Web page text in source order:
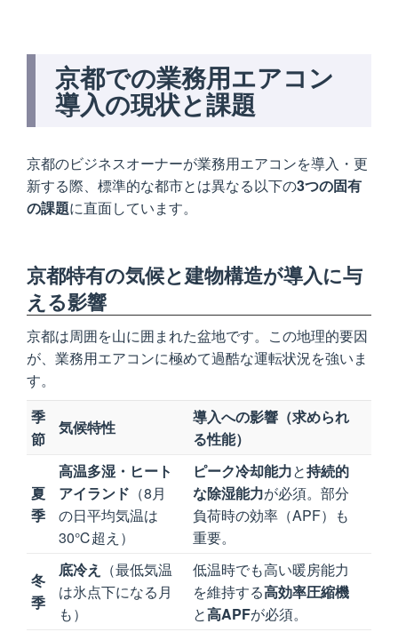
京都での業務用エアコン
導入の現状と課題
京都のビジネスオーナーが業務用エアコンを導入・更
新する際、標準的な都市とは異なる以下の3つの固有
の課題に直面しています。
京都特有の気候と建物構造が導入に与
える影響
京都は周囲を山に囲まれた盆地です。この地理的要因
が、業務用エアコンに極めて過酷な運転状況を強いま
す。
季
節
気候特性
導入への影響（求められ
る性能）
夏
季
高温多湿・ヒート
アイランド （8月
の日平均気温は
30℃超え）
ピーク冷却能力と持続的
な除湿能力が必須。部分
負荷時の効率（APF）も
重要。
冬
季
底冷え
（最低気温
は氷点下になる月
も）
低温時でも高い暖房能力
を維持する高効率圧縮機
と高APFが必須。